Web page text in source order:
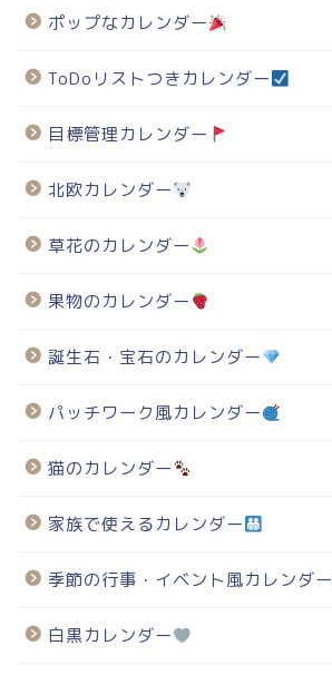
ポップなカレンダー
ToDoリストつきカレンダー
目標管理カレンダー
北欧カレンダー
草花のカレンダー
果物のカレンダー
誕生石・宝石のカレンダー
パッチワーク風カレンダー
猫のカレンダー
家族で使えるカレンダー
季節の行事・イベント風カレンダー
白黒カレンダー